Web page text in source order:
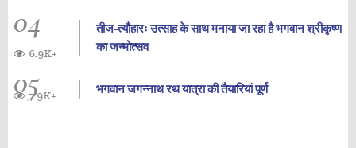
04
तीज-त्यौहारः उत्साह के साथ मनाया जा रहा है भगवान श्रीकृष्ण
का जन्‍मोत्‍सव
6.9K+
05 भगवान जगन्नाथ रथ यात्रा की तैयारियां पूर्ण
7.9K+